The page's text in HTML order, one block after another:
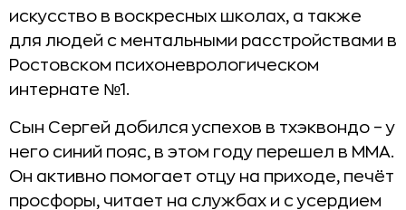
искусство в воскресных школах, а также
для людей с ментальными расстройствами в
Ростовском психоневрологическом
интернате №1.
Сын Сергей добился успехов в тхэквондо – у
него синий пояс, в этом году перешел в ММА.
Он активно помогает отцу на приходе, печёт
просфоры, читает на службах и с усердием